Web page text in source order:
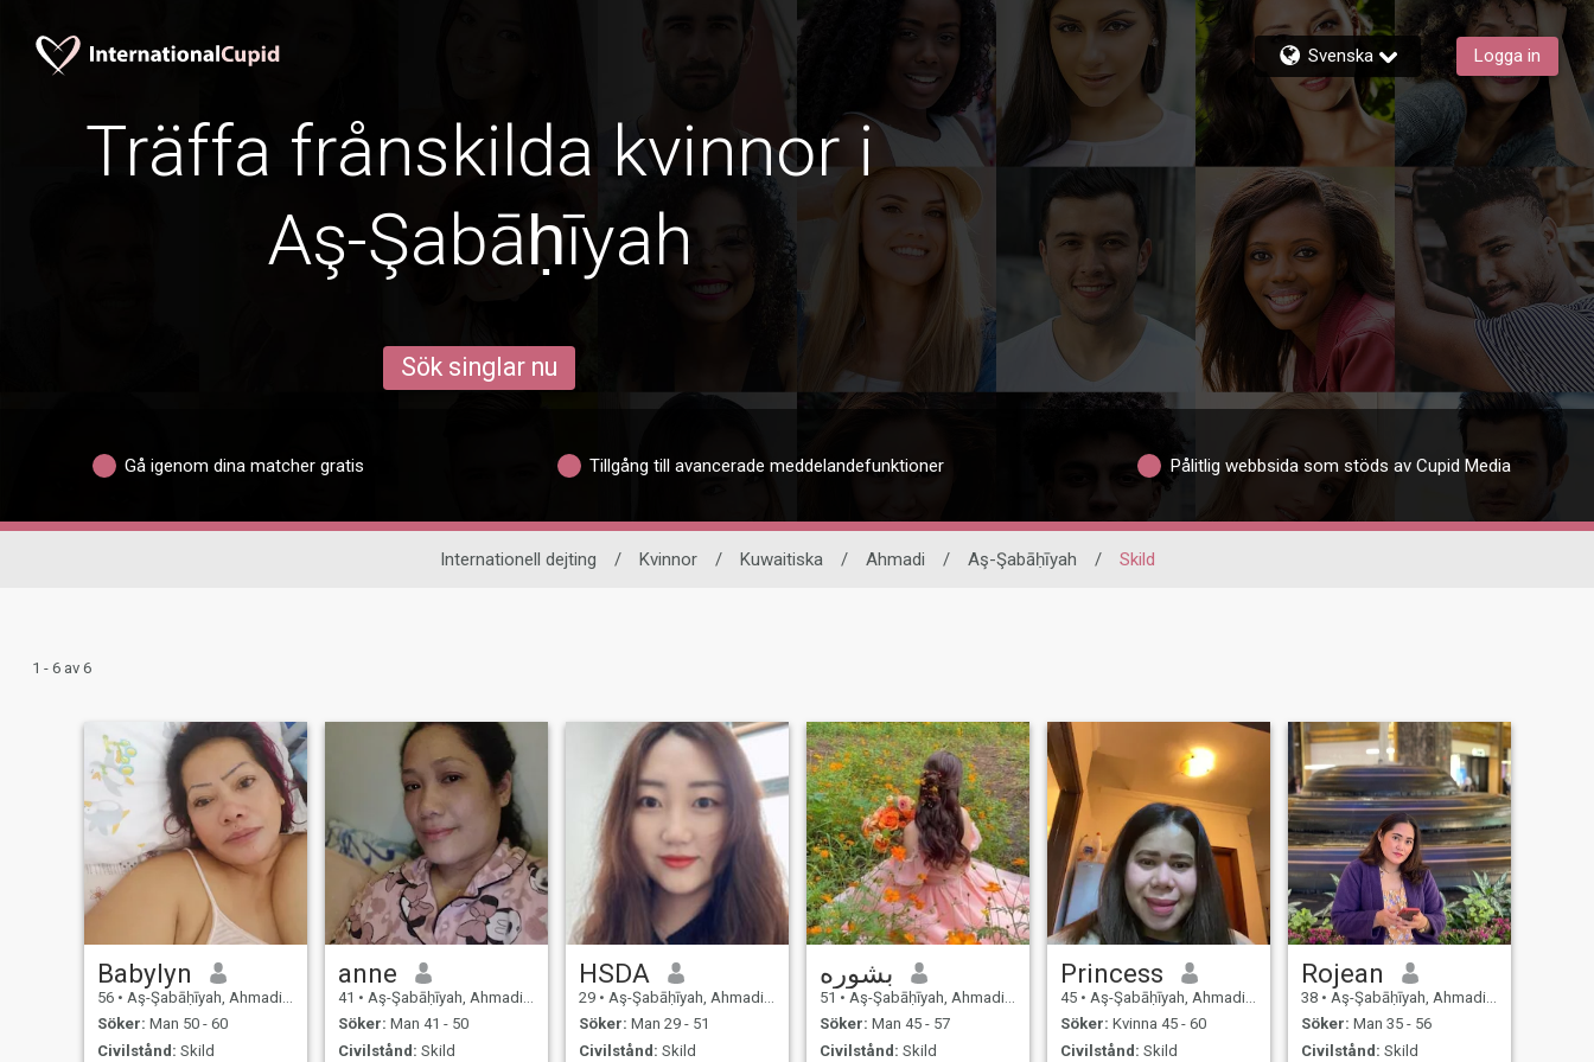
Svenska Logga in
Träffa frånskilda kvinnor i
Aş-Şabāḥīyah
Sök singlar nu
Gå igenom dina matcher gratis Tillgång till avancerade meddelandefunktioner Pålitlig webbsida som stöds av Cupid Media
Internationell dejting / Kvinnor / Kuwaitiska / Ahmadi / Aş-Şabāḥīyah / Skild
1 - 6 av 6
Babylyn
56 • Aş-Şabāḥīyah, Ahmadi, Kuwait
Söker: Man 50 - 60
Civilstånd: Skild
anne
41 • Aş-Şabāḥīyah, Ahmadi, Kuwait
Söker: Man 41 - 50
Civilstånd: Skild
HSDA
29 • Aş-Şabāḥīyah, Ahmadi, Kuwait
Söker: Man 29 - 51
Civilstånd: Skild
بشوره
51 • Aş-Şabāḥīyah, Ahmadi, Kuwait
Söker: Man 45 - 57
Civilstånd: Skild
Princess
45 • Aş-Şabāḥīyah, Ahmadi, Kuwait
Söker: Kvinna 45 - 60
Civilstånd: Skild
Rojean
38 • Aş-Şabāḥīyah, Ahmadi, Kuwait
Söker: Man 35 - 56
Civilstånd: Skild